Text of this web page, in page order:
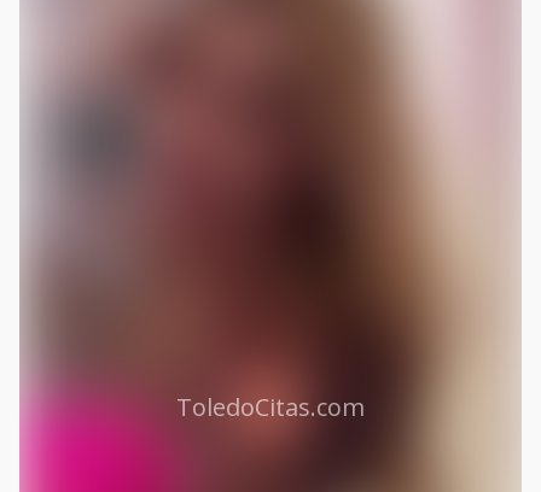
ToledoCitas.com